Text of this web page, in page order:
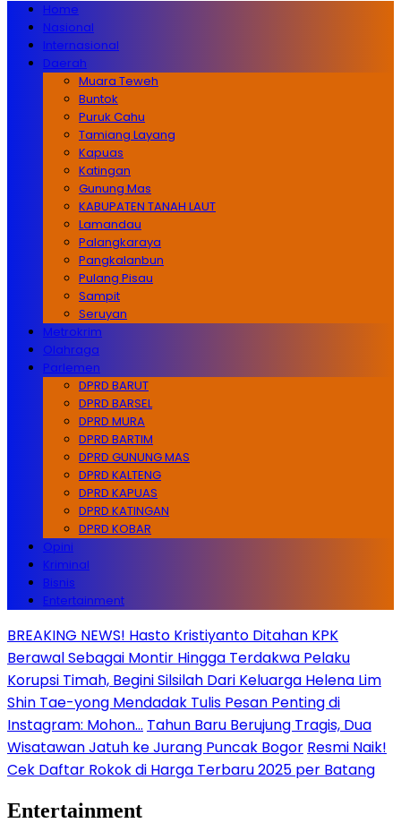
Home
Nasional
Internasional
Daerah
Muara Teweh
Buntok
Puruk Cahu
Tamiang Layang
Kapuas
Katingan
Gunung Mas
KABUPATEN TANAH LAUT
Lamandau
Palangkaraya
Pangkalanbun
Pulang Pisau
Sampit
Seruyan
Metrokrim
Olahraga
Parlemen
DPRD BARUT
DPRD BARSEL
DPRD MURA
DPRD BARTIM
DPRD GUNUNG MAS
DPRD KALTENG
DPRD KAPUAS
DPRD KATINGAN
DPRD KOBAR
Opini
Kriminal
Bisnis
Entertainment
BREAKING NEWS! Hasto Kristiyanto Ditahan KPK
Berawal Sebagai Montir Hingga Terdakwa Pelaku
Korupsi Timah, Begini Silsilah Dari Keluarga Helena Lim
Shin Tae-yong Mendadak Tulis Pesan Penting di
Instagram: Mohon… Tahun Baru Berujung Tragis, Dua
Wisatawan Jatuh ke Jurang Puncak Bogor Resmi Naik!
Cek Daftar Rokok di Harga Terbaru 2025 per Batang
Entertainment